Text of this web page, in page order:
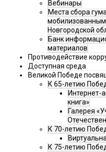
Вебинары
Места сбора
Новгородской
Банк
материалов
Противодействие
Доступная среда
Великой Победе
К 65-летию
Интернет-
книга»
Галерея
К 70-летию
К 75-летию